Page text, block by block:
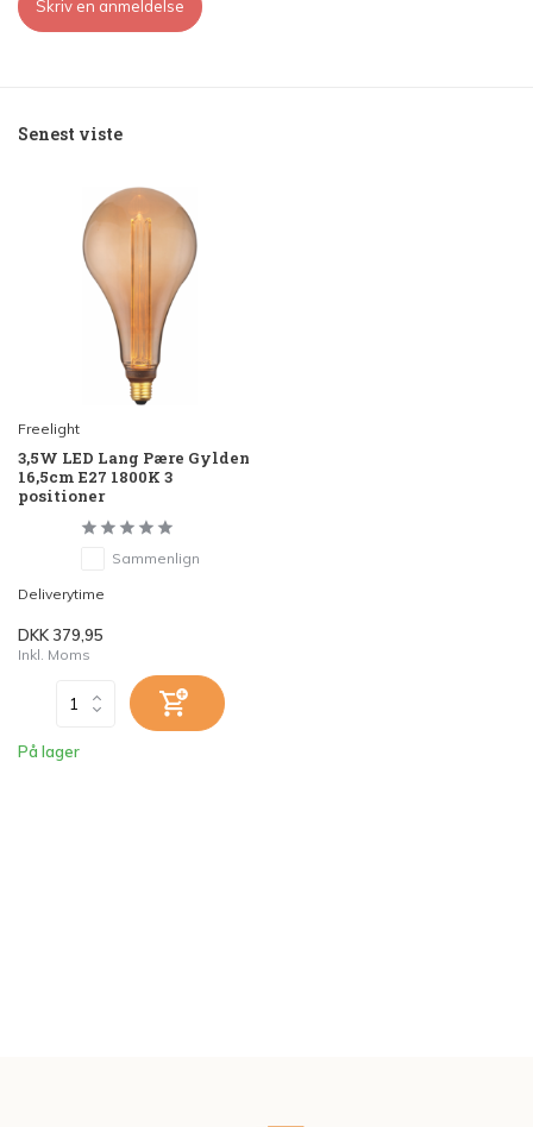
Skriv en anmeldelse
Senest viste
Freelight
3,5W LED Lang Pære Gylden
16,5cm E27 1800K 3
positioner
Sammenlign
Deliverytime
DKK 379,95
Inkl. Moms
På lager